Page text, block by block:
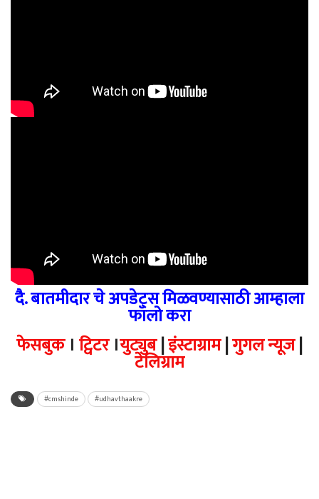
दै. बातमीदार चे अपडेट्स मिळवण्यासाठी आम्हाला
फॉलो करा
फेसबुक। ट्विटर।युट्युब|इंस्टाग्राम|गुगल न्यूज|
टेलिग्राम
#cmshinde #udhavthaakre